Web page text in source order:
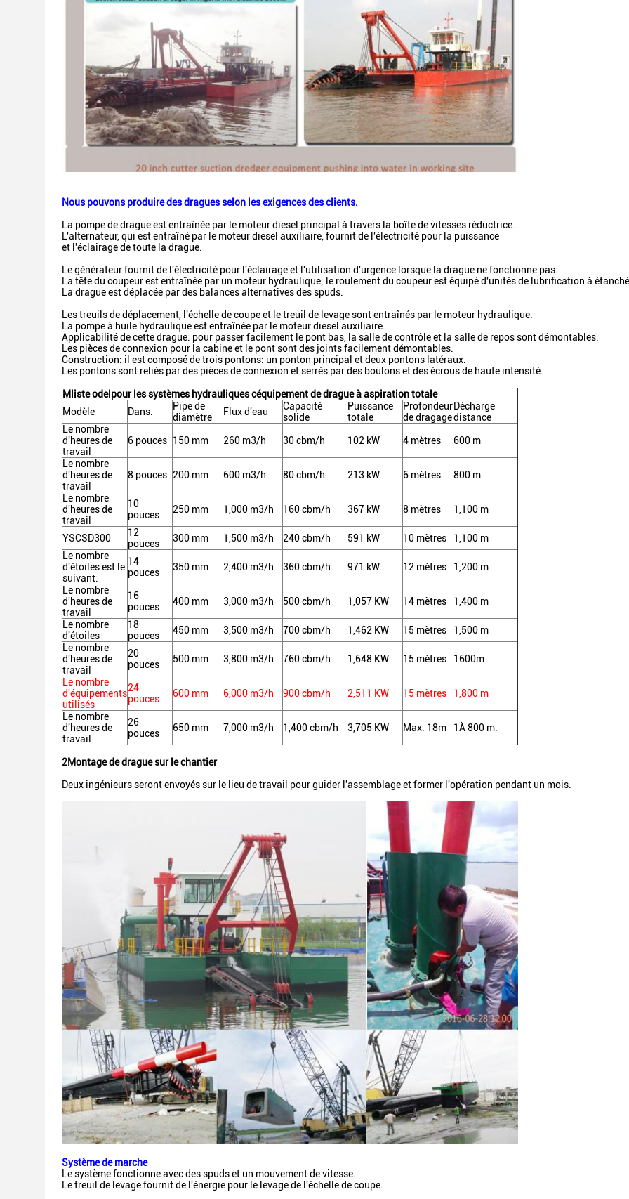
Nous pouvons produire des dragues selon les exigences des clients.
La pompe de drague est entraînée par le moteur diesel principal à travers la boîte de vitesses réductrice.
L'alternateur, qui est entraîné par le moteur diesel auxiliaire, fournit de l'électricité pour la puissance
et l'éclairage de toute la drague.
Le générateur fournit de l'électricité pour l'éclairage et l'utilisation d'urgence lorsque la drague ne fonctionne pas.
La tête du coupeur est entraînée par un moteur hydraulique; le roulement du coupeur est équipé d'unités de lubrification à
La drague est déplacée par des balances alternatives des spuds.
Les treuils de déplacement, l'échelle de coupe et le treuil de levage sont entraînés par le moteur hydraulique.
La pompe à huile hydraulique est entraînée par le moteur diesel auxiliaire.
Applicabilité de cette drague: pour passer facilement le pont bas, la salle de contrôle et la salle de repos sont démontables.
Les pièces de connexion pour la cabine et le pont sont des joints facilement démontables.
Construction: il est composé de trois pontons: un ponton principal et deux pontons latéraux.
Les pontons sont reliés par des pièces de connexion et serrés par des boulons et des écrous de haute intensité.
M liste odel pour les systèmes hydrauliques céquipement de drague à aspiration totale
Modèle
Dans.
Pipe de
diamètre
Flux d'eau
Capacité
solide
Puissance
totale
Profondeur
de dragage
Décharge
distance
Le nombre
d'heures de
travail
6 pouces 150 mm 260 m3/h 30 cbm/h 102 kW 4 mètres 600 m
Le nombre
d'heures de
travail
8 pouces 200 mm 600 m3/h 80 cbm/h 213 kW 6 mètres 800 m
Le nombre
d'heures de
travail
10
pouces
250 mm 1,000 m3/h 160 cbm/h 367 kW 8 mètres 1,100 m
YSCSD300
12
pouces
300 mm 1,500 m3/h 240 cbm/h 591 kW 10 mètres
1,100 m
Le nombre
d'étoiles est le
suivant:
14
pouces
350 mm 2,400 m3/h 360 cbm/h 971 kW 12 mètres 1,200 m
Le nombre
d'heures de
travail
16
pouces
400 mm 3,000 m3/h 500 cbm/h 1,057 KW 14 mètres 1,400 m
Le nombre
d'étoiles
18
pouces
450 mm 3,500 m3/h 700 cbm/h 1,462 KW 15 mètres
1,500 m
Le nombre
d'heures de
travail
20
pouces
500 mm 3,800 m3/h 760 cbm/h 1,648 KW 15 mètres 1600m
Le nombre
d'équipements
utilisés
24
pouces
600 mm 6,000 m3/h 900 cbm/h 2,511 KW 15 mètres 1,800 m
Le nombre
d'heures de
travail
26
pouces
650 mm 7,000 m3/h 1,400 cbm/h 3,705 KW Max. 18m 1À 800 m.
2Montage de drague sur le chantier
Deux ingénieurs seront envoyés sur le lieu de travail pour guider l'assemblage et former l'opération pendant un mois.
Système de marche
Le système fonctionne avec des spuds et un mouvement de vitesse.
Le treuil de levage fournit de l'énergie pour le levage de l'échelle de coupe.